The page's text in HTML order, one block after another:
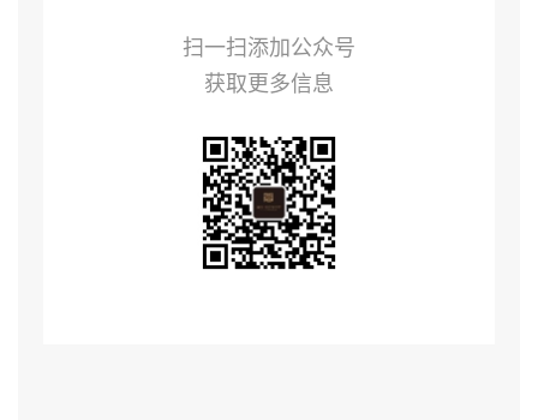
扫一扫添加公众号
获取更多信息